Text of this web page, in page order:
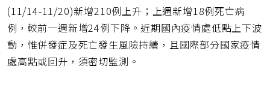
(11/14-11/20)新增210例上升；上週新增18例死亡病
例，較前一週新增24例下降。近期國內疫情處低點上下波
動，惟併發症及死亡發生風險持續，且國際部分國家疫情
處高點或回升，須密切監測。